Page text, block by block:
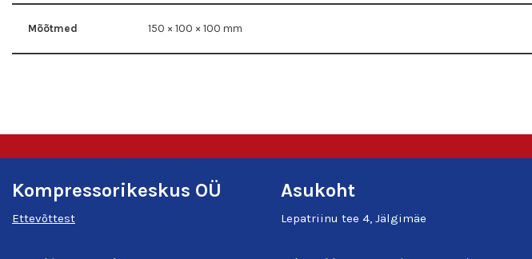
Mõõtmed 150 × 100 × 100 mm
Kompressorikeskus OÜ
Ettevõttest
Asukoht
Lepatriinu tee 4, Jälgimäe